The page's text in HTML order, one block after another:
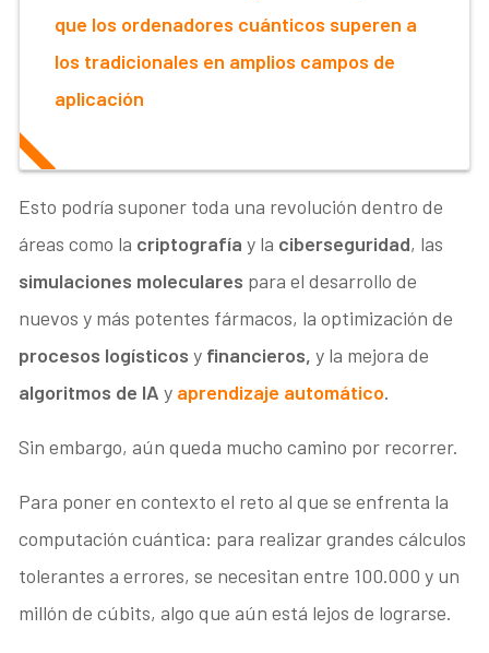
que los ordenadores cuánticos superen a
los tradicionales en amplios campos de
aplicación
Esto podría suponer toda una revolución dentro de
áreas como la criptografíay la ciberseguridad, las
simulaciones moleculares para el desarrollo de
nuevos y más potentes fármacos, la optimización de
procesos logísticos y financieros,y la mejora de
algoritmos de IA y aprendizaje automático.
Sin embargo, aún queda mucho camino por recorrer.
Para poner en contexto el reto al que se enfrenta la
computación cuántica: para realizar grandes cálculos
tolerantes a errores, se necesitan entre 100.000 y un
millón de cúbits, algo que aún está lejos de lograrse.